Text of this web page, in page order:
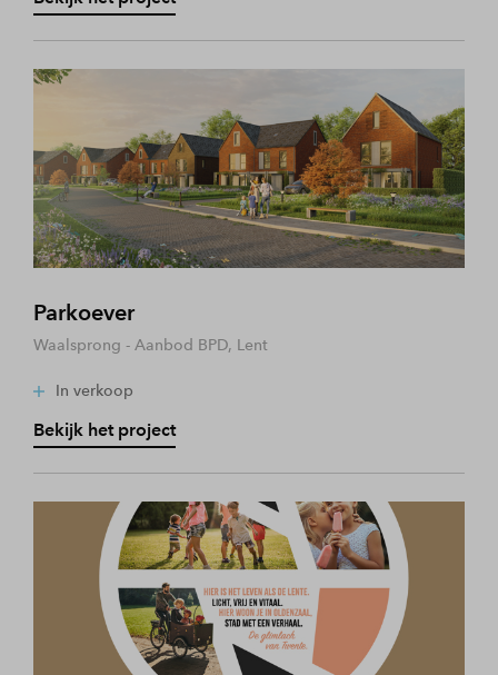
Parkoever
Waalsprong - Aanbod BPD, Lent
In verkoop
Bekijk het project